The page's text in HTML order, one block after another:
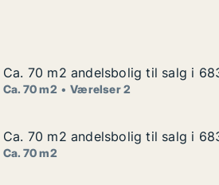
6830 Nørre Nebel, Østmøllevej
andelsbolig til salg i 6830 Nørre
Ca. 70 m2 andelsbolig til salg i
Ca. 70 m2 andelsbolig til salg i
Ca. 70 m2 Værelser 2
6830 Nørre Nebel, Østmøllevej
andelsbolig til salg i 6830 Nørre
Ca. 70 m2 andelsbolig til salg i
Ca. 70 m2 andelsbolig til salg i
Ca. 70 m2